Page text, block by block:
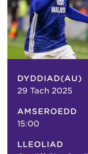
DYDDIAD(AU)
29 Tach 2025
AMSEROEDD
15:00
LLEOLIAD